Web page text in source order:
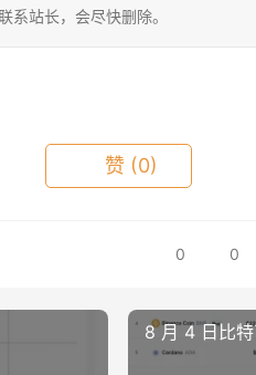
站长，会尽快删除。
赞 (0)
0 0
8 月 4 日比